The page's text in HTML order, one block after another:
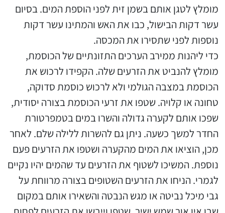
מומלץ לטגן אותם בשמן זית לפני הוספת המים. בסיום
עשר דקות הבישול, כבו את האש והמתינו עשר דקות
נוספות לפני שתסירו את המכסה.
כדי ליהנות ממירב הערכים התזונתיים של הכוסמת,
מומלץ להנביט את הזרעים שלה. הקפידו לרכוש את
הכוסמת במצבה הגולמי ולא לרכוש כוסמת סדוקה,
טחונה או קלויה. שטפו את זרעי הכוסמת בצורה יסודית,
שפכו אותם לקערה גדולה והשרו במים בטמפרטורת
החדר למשך כשעה. ניתן גם להשרות ללילה שלם. לאחר
מכן, הוציאו את המים מהקערה ושטפו את הזרעים פעם
נוספת. המשיכו לשטוף את הזרעים עד שהמים יהיו נקיים
לגמרי. הניחו את הזרעים השטופים בצורה מרווחת על
גבי מיכל נביטה או מגש הנבטה והשאירו אותם במקום